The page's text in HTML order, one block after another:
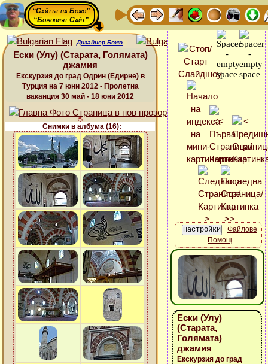
“Сайтът на Божо”
“Божовият Сайт”
Дизайнер Божо
Ески (Улу) (Старата, Голямата)
джамия
Екскурзия до град Одрин (Едирне) в
Турция на 7 юни 2012 - Пролетна
ваканция 30 май - 18 юни 2012
Снимки в албума (16):
Файлове
Помощ
Ески (Улу)
(Старата,
Голямата)
джамия
Екскурзия до град